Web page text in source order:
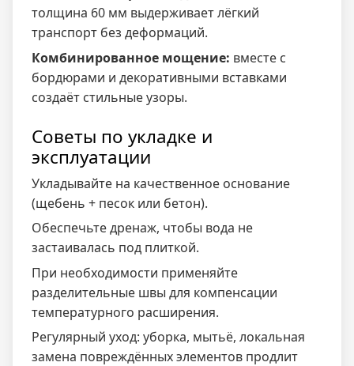
толщина 60 мм выдерживает лёгкий
транспорт без деформаций.
Комбинированное мощение: вместе с
бордюрами и декоративными вставками
создаёт стильные узоры.
Советы по укладке и
эксплуатации
Укладывайте на качественное основание
(щебень + песок или бетон).
Обеспечьте дренаж, чтобы вода не
застаивалась под плиткой.
При необходимости применяйте
разделительные швы для компенсации
температурного расширения.
Регулярный уход: уборка, мытьё, локальная
замена повреждённых элементов продлит